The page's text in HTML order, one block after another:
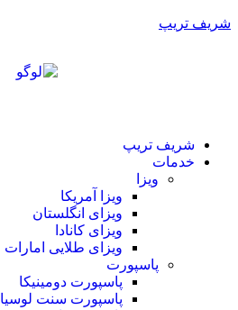
شریف تریپ
شریف تریپ
خدمات
ویزا
ویزا آمریکا
ویزای انگلستان
ویزای کانادا
ویزای طلایی امارات
پاسپورت
پاسپورت دومینیکا
پاسپورت سنت لوسیا